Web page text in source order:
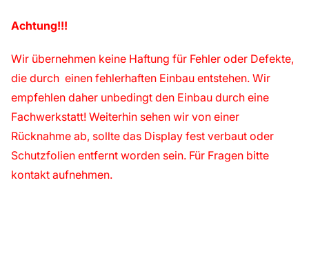
Achtung!!!
Wir übernehmen keine Haftung für Fehler oder Defekte,
die durch einen fehlerhaften Einbau entstehen. Wir
empfehlen daher unbedingt den Einbau durch eine
Fachwerkstatt! Weiterhin sehen wir von einer
Rücknahme ab, sollte das Display fest verbaut oder
Schutzfolien entfernt worden sein. Für Fragen bitte
kontakt aufnehmen.